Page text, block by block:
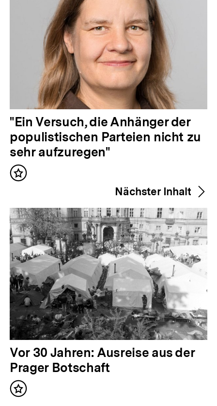
V
o
r
h
e
i
g
e
r
I
n
h
a
l
t
:
"Ein Versuch, die Anhänger der
populistischen Parteien nicht zu
sehr aufzuregen"
Inhalt
Nächster Inhalt
N
ä
c
h
Vor 30 Jahren: Ausreise aus der
Prager Botschaft
Inhalt